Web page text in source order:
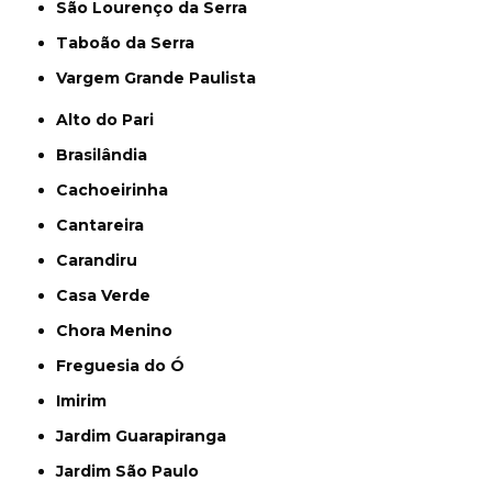
São Lourenço da Serra
Taboão da Serra
Vargem Grande Paulista
Alto do Pari
Brasilândia
Cachoeirinha
Cantareira
Carandiru
Casa Verde
Chora Menino
Freguesia do Ó
Imirim
Jardim Guarapiranga
Jardim São Paulo